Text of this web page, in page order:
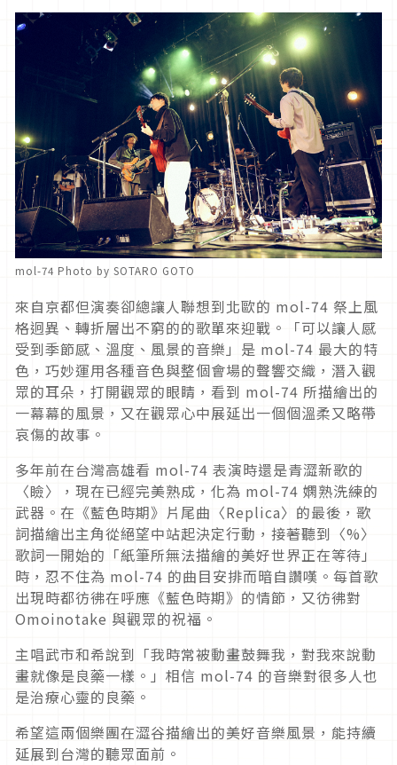
mol-74 Photo by SOTARO GOTO
來自京都但演奏卻總讓人聯想到北歐的 mol-74 祭上風
格迥異、轉折層出不窮的的歌單來迎戰。「可以讓人感
受到季節感、溫度、風景的音樂」是 mol-74 最大的特
色，巧妙運用各種音色與整個會場的聲響交織，潛入觀
眾的耳朵，打開觀眾的眼睛，看到 mol-74 所描繪出的
一幕幕的風景，又在觀眾心中展延出一個個溫柔又略帶
哀傷的故事。
多年前在台灣高雄看 mol-74 表演時還是青澀新歌的
〈瞼〉，現在已經完美熟成，化為 mol-74 嫻熟洗練的
武器。在《藍色時期》片尾曲〈Replica〉的最後，歌
詞描繪出主角從絕望中站起決定行動，接著聽到〈%〉
歌詞一開始的「紙筆所無法描繪的美好世界正在等待」
時，忍不住為 mol-74 的曲目安排而暗自讚嘆。每首歌
出現時都彷彿在呼應《藍色時期》的情節，又彷彿對
Omoinotake 與觀眾的祝福。
主唱武市和希說到「我時常被動畫鼓舞我，對我來說動
畫就像是良藥一樣。」相信 mol-74 的音樂對很多人也
是治療心靈的良藥。
希望這兩個樂團在澀谷描繪出的美好音樂風景，能持續
延展到台灣的聽眾面前。